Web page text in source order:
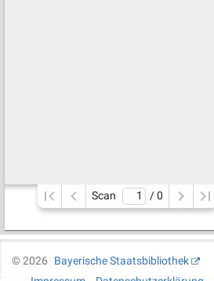
Scan / 0
©2026
Bayerische Staatsbibliothek